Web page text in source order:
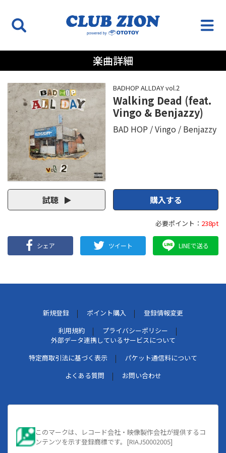
楽曲詳細
BADHOP ALLDAY vol.2
Walking Dead (feat.
Vingo & Benjazzy)
BAD HOP Vingo Benjazzy
試聴 購入する
必要ポイント： 238pt
シェア ツイート LINEで送る
新規登録 ポイント購入
登録情報変更
利用規約
プライバシーポリシー
外部データ連携しているサービスについて
特定商取引法に基づく表示
パケット通信料について
よくある質問
お問い合わせ
このマークは、レコード会社・映像製作会社が提供するコ
ンテンツを示す登録商標です。[RIAJ50002005]